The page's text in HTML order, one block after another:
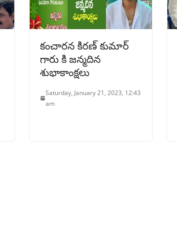
కంచారన కిరణ్ కుమార్
గారు కి జన్మదిన
శుభాకాంక్షలు
Saturday, January 21, 2023, 12:43
am